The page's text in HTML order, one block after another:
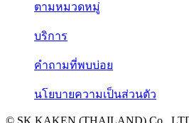
ตามหมวดหมู่
บริการ
คำถามที่พบบ่อย
นโยบายความเป็นส่วนตัว